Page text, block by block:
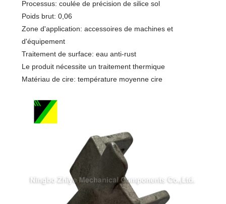
Processus: coulée de précision de silice sol
Poids brut: 0,06
Zone d'application: accessoires de machines et
d'équipement
Traitement de surface: eau anti-rust
Le produit nécessite un traitement thermique
Matériau de cire: température moyenne cire